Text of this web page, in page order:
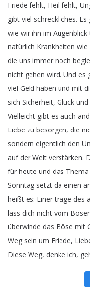
Friede fehlt, Heil fehlt,
gibt viel schreckliches. Es
wie wir ihn im Augenblick
natürlich Krankheiten wie
die uns immer noch
nicht gehen wird. Und es
viel Geld haben und mit
sich Sicherheit, Glück und
Vielleicht gibt es auch
Liebe zu besorgen, die
sondern eigentlich den
auf der Welt verstärken.
für heute und das Thema
Sonntag setzt da einen
heißt es: Einer trage des
lass dich nicht vom Bösen
überwinde das Böse mit
Weg sein um Friede,
Diese Weg, denke ich,